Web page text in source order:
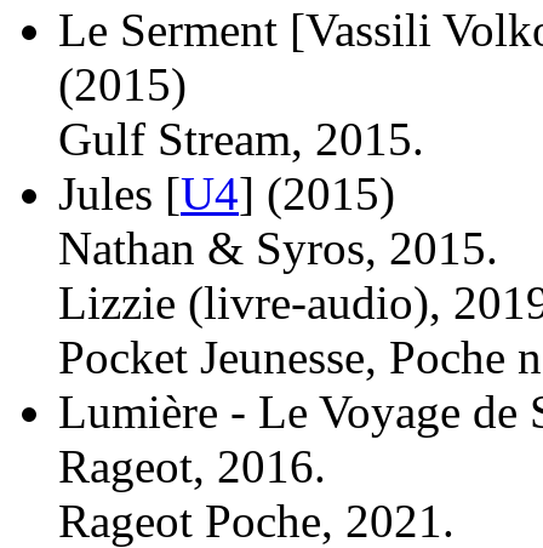
Le Serment [Vassili
(2015)
Gulf Stream, 2015.
Jules [U4] (2015)
Nathan & Syros, 2015.
Lizzie (livre-audio),
Pocket Jeunesse, Poche
Lumière - Le Voyage de
Rageot, 2016.
Rageot Poche, 2021.